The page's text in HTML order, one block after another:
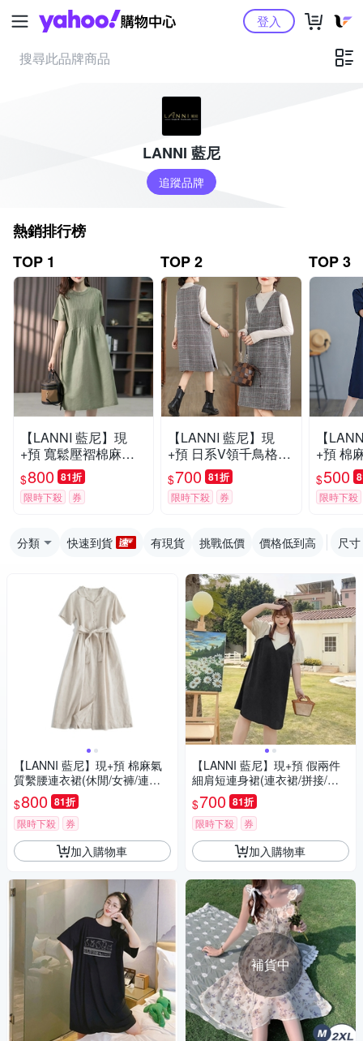
Yahoo購物中心登入
LANNI 藍尼
追蹤品牌
熱銷排行榜
TOP 1
【LANNI 藍尼】現
+預 寬鬆壓褶棉麻連
衣裙(連身裙/中長款/
顯瘦)
$800 81折
限時下殺 券
TOP 2
【LANNI 藍尼】現
+預 日系V領千鳥格背
心連身裙(長裙/洋裝/
毛呢)
$700 81折
限時下殺 券
TOP 3
【
+預 棉
裝(女
裝/連身
$500
限時下殺
分類 快速到貨 有現貨 挑戰低價 價格低到高 尺寸
【LANNI 藍尼】現+預 棉麻氣
質繫腰連衣裙(休閒/女褲/連身
裙)
$800 81折
限時下殺 券
加入購物車
【LANNI 藍尼】現+預 假兩件
細肩短連身裙(連衣裙/拼接/中
長款)
$700 81折
限時下殺 券
加入購物車
補貨中